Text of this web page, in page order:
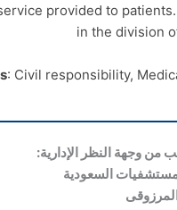
provided to
in the division
: Civil responsibility,
من وجهة النظر الإدارية:
السعودية